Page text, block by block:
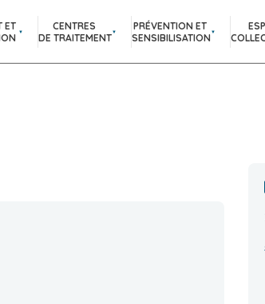
ET
CENTRES
DE TRAITEMENT
PRÉVENTION ET
SENSIBILISATION